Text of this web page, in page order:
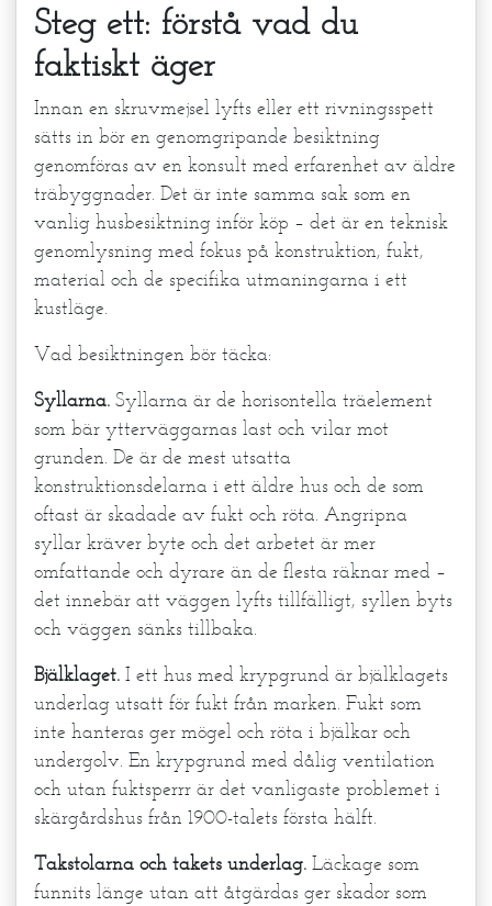
Steg ett: förstå vad du
faktiskt äger
Innan en skruvmejsel lyfts eller ett rivningsspett
sätts in bör en genomgripande besiktning
genomföras av en konsult med erfarenhet av äldre
träbyggnader. Det är inte samma sak som en
vanlig husbesiktning inför köp – det är en teknisk
genomlysning med fokus på konstruktion, fukt,
material och de specifika utmaningarna i ett
kustläge.
Vad besiktningen bör täcka:
Syllarna. Syllarna är de horisontella träelement
som bär ytterväggarnas last och vilar mot
grunden. De är de mest utsatta
konstruktionsdelarna i ett äldre hus och de som
oftast är skadade av fukt och röta. Angripna
syllar kräver byte och det arbetet är mer
omfattande och dyrare än de flesta räknar med –
det innebär att väggen lyfts tillfälligt, syllen byts
och väggen sänks tillbaka.
Bjälklaget. I ett hus med krypgrund är bjälklagets
underlag utsatt för fukt från marken. Fukt som
inte hanteras ger mögel och röta i bjälkar och
undergolv. En krypgrund med dålig ventilation
och utan fuktsperrr är det vanligaste problemet i
skärgårdshus från 1900-talets första hälft.
Takstolarna och takets underlag. Läckage som
funnits länge utan att åtgärdas ger skador som